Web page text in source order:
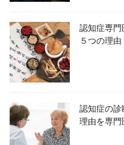
認知症専門
５つの理由
認知症の診
理由を専門